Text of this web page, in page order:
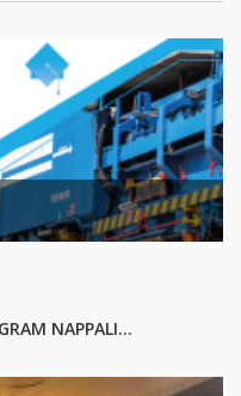
NAPPALI...